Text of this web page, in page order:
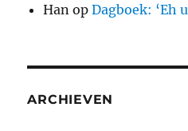
Han opDagboek: ‘Eh
ARCHIEVEN